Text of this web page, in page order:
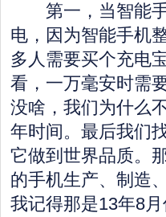
第一，当智能手
电，因为智能手机
多人需要买个充电
看，一万毫安时需
没啥，我们为什么
年时间。最后我们
它做到世界品质。
的手机生产、制造
我记得那是13年8